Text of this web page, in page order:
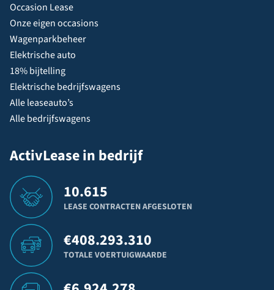
Occasion Lease
Onze eigen occasions
Wagenparkbeheer
Elektrische auto
18% bijtelling
Elektrische bedrijfswagens
Alle leaseauto’s
Alle bedrijfswagens
ActivLease in bedrijf
10.615
LEASE CONTRACTEN AFGESLOTEN
€408.293.310
TOTALE VOERTUIGWAARDE